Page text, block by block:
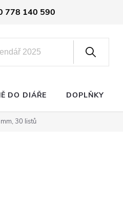
778 140 590
DO DIÁŘE DOPLŇKY
30 listů